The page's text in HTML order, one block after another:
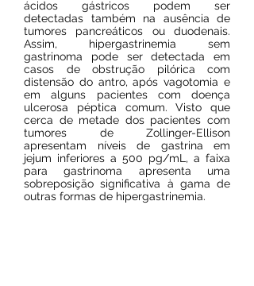
ácidos gástricos podem ser
detectadas também na ausência de
tumores pancreáticos ou duodenais.
Assim, hipergastrinemia sem
gastrinoma pode ser detectada em
casos de obstrução pilórica com
distensão do antro, após vagotomia e
em alguns pacientes com doença
ulcerosa péptica comum. Visto que
cerca de metade dos pacientes com
tumores de Zollinger-Ellison
apresentam níveis de gastrina em
jejum inferiores a 500 pg/mL, a faixa
para gastrinoma apresenta uma
sobreposição significativa à gama de
outras formas de hipergastrinemia.